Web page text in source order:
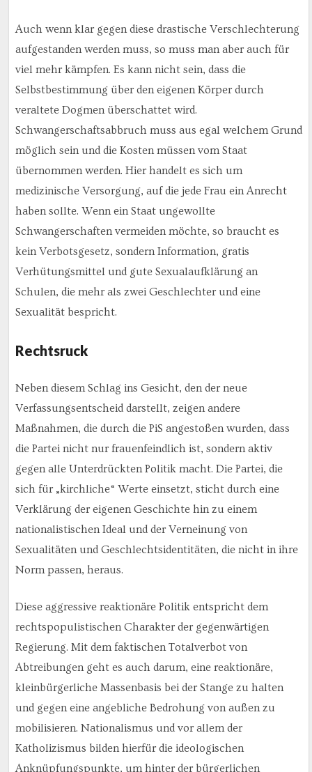
Auch wenn klar gegen diese drastische Verschlechterung
aufgestanden werden muss, so muss man aber auch für
viel mehr kämpfen. Es kann nicht sein, dass die
Selbstbestimmung über den eigenen Körper durch
veraltete Dogmen überschattet wird.
Schwangerschaftsabbruch muss aus egal welchem Grund
möglich sein und die Kosten müssen vom Staat
übernommen werden. Hier handelt es sich um
medizinische Versorgung, auf die jede Frau ein Anrecht
haben sollte. Wenn ein Staat ungewollte
Schwangerschaften vermeiden möchte, so braucht es
kein Verbotsgesetz, sondern Information, gratis
Verhütungsmittel und gute Sexualaufklärung an
Schulen, die mehr als zwei Geschlechter und eine
Sexualität bespricht.
Rechtsruck
Neben diesem Schlag ins Gesicht, den der neue
Verfassungsentscheid darstellt, zeigen andere
Maßnahmen, die durch die PiS angestoßen wurden, dass
die Partei nicht nur frauenfeindlich ist, sondern aktiv
gegen alle Unterdrückten Politik macht. Die Partei, die
sich für „kirchliche“ Werte einsetzt, sticht durch eine
Verklärung der eigenen Geschichte hin zu einem
nationalistischen Ideal und der Verneinung von
Sexualitäten und Geschlechtsidentitäten, die nicht in ihre
Norm passen, heraus.
Diese aggressive reaktionäre Politik entspricht dem
rechtspopulistischen Charakter der gegenwärtigen
Regierung. Mit dem faktischen Totalverbot von
Abtreibungen geht es auch darum, eine reaktionäre,
kleinbürgerliche Massenbasis bei der Stange zu halten
und gegen eine angebliche Bedrohung von außen zu
mobilisieren. Nationalismus und vor allem der
Katholizismus bilden hierfür die ideologischen
Anknüpfungspunkte, um hinter der bürgerlichen